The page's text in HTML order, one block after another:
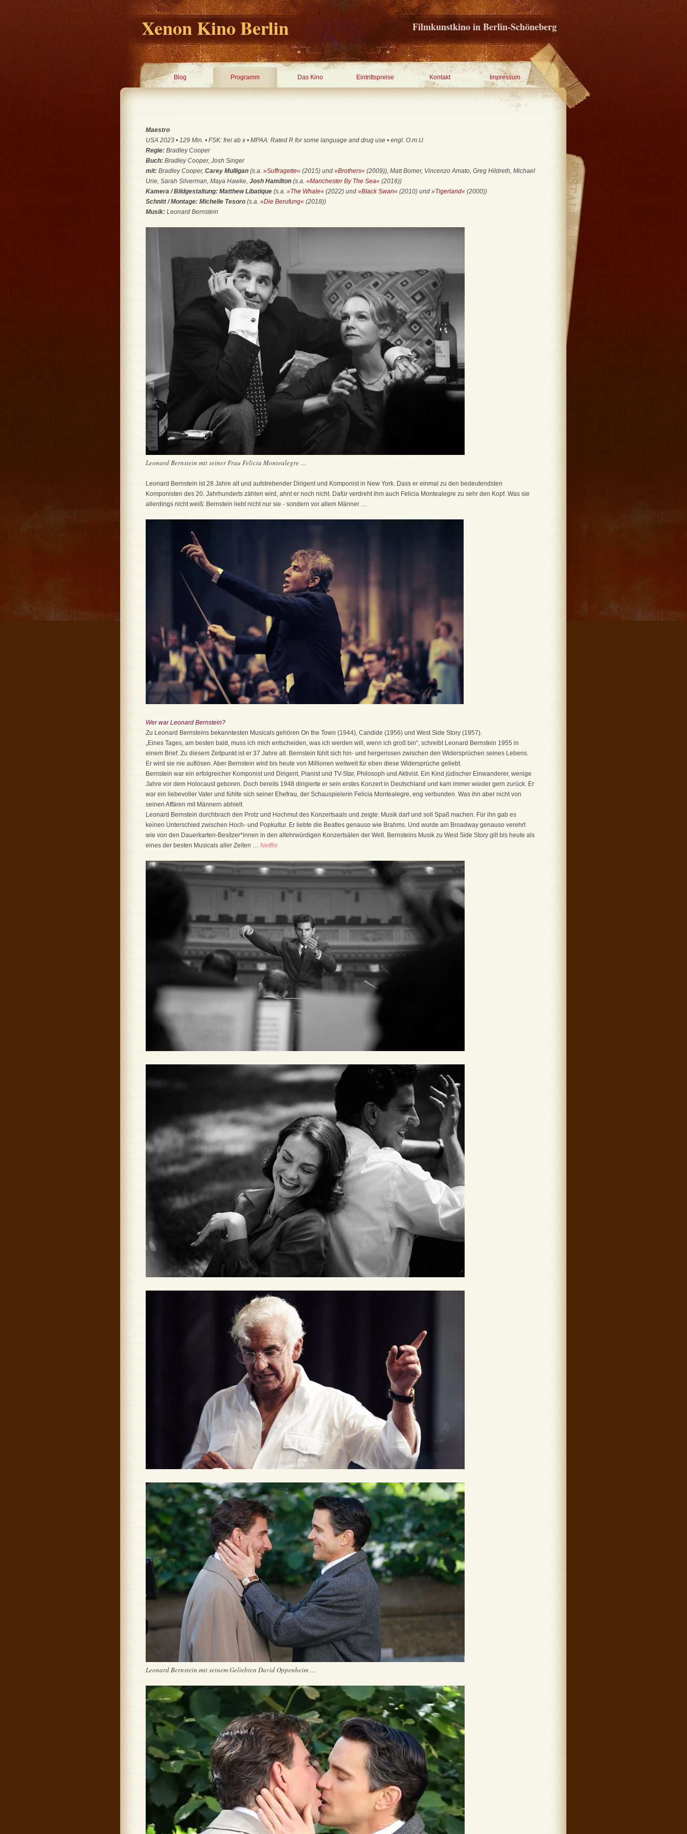
Xenon Kino Berlin Filmkunstkino in Berlin-Schöneberg
Blog Programm Das Kino Eintrittspreise Kontakt Impressum
Maestro
USA 2023 • 129 Min. • FSK: frei ab x • MPAA: Rated R for some language and drug use • engl. O.m.U.
Regie: Bradley Cooper
Buch: Bradley Cooper, Josh Singer
mit: Bradley Cooper, Carey Mulligan (s.a. »Suffragette« (2015) und »Brothers« (2009)), Matt Bomer, Vincenzo Amato, Greg Hildreth, Michael
Urie, Sarah Silverman, Maya Hawke, Josh Hamilton (s.a. »Manchester By The Sea« (2016))
Kamera / Bildgestaltung: Matthew Libatique (s.a. »The Whale« (2022) und »Black Swan« (2010) und »Tigerland« (2000))
Schnitt / Montage: Michelle Tesoro (s.a. »Die Berufung« (2018))
Musik: Leonard Bernstein
Leonard Bernstein mit seiner Frau Felicia Montealegre …
Leonard Bernstein ist 28 Jahre alt und aufstrebender Dirigent und Komponist in New York. Dass er einmal zu den bedeutendsten
Komponisten des 20. Jahrhunderts zählen wird, ahnt er noch nicht. Dafür verdreht ihm auch Felicia Montealegre zu sehr den Kopf. Was sie
allerdings nicht weiß: Bernstein liebt nicht nur sie - sondern vor allem Männer …
Wer war Leonard Bernstein?
Zu Leonard Bernsteins bekanntesten Musicals gehören On the Town (1944), Candide (1956) und West Side Story (1957).
„Eines Tages, am besten bald, muss ich mich entscheiden, was ich werden will, wenn ich groß bin“, schreibt Leonard Bernstein 1955 in
einem Brief. Zu diesem Zeitpunkt ist er 37 Jahre alt. Bernstein fühlt sich hin- und hergerissen zwischen den Widersprüchen seines Lebens.
Er wird sie nie auflösen. Aber Bernstein wird bis heute von Millionen weltweit für eben diese Widersprüche geliebt.
Bernstein war ein erfolgreicher Komponist und Dirigent, Pianist und TV-Star, Philosoph und Aktivist. Ein Kind jüdischer Einwanderer, wenige
Jahre vor dem Holocaust geboren. Doch bereits 1948 dirigierte er sein erstes Konzert in Deutschland und kam immer wieder gern zurück. Er
war ein liebevoller Vater und fühlte sich seiner Ehefrau, der Schauspielerin Felicia Montealegre, eng verbunden. Was ihn aber nicht von
seinen Affären mit Männern abhielt.
Leonard Bernstein durchbrach den Protz und Hochmut des Konzertsaals und zeigte: Musik darf und soll Spaß machen. Für ihn gab es
keinen Unterschied zwischen Hoch- und Popkultur. Er liebte die Beatles genauso wie Brahms. Und wurde am Broadway genauso verehrt
wie von den Dauerkarten-Besitzer*innen in den altehrwürdigen Konzertsälen der Welt. Bernsteins Musik zu West Side Story gilt bis heute als
eines der besten Musicals aller Zeiten … Netflix
Leonard Bernstein mit seinem Geliebten David Oppenheim …